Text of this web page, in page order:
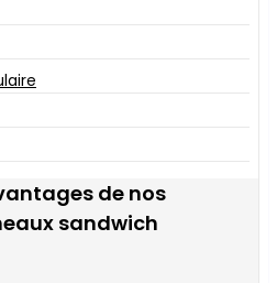
de nos
sandwich